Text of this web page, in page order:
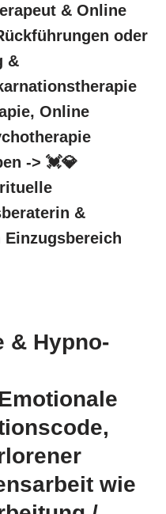
& Online
oder
&
Online
-> 💓️💎
&
Einzugsbereich
& Hypno-
wie